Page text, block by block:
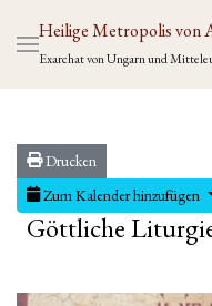
Heilige Metropolis von
Exarchat von Ungarn und
Drucken
Zum Kalender hinzufügen
Göttliche